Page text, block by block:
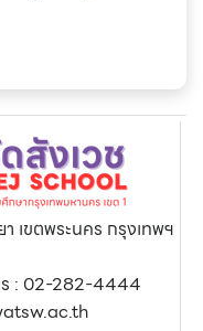
เขตพระนคร กรุงเทพฯ
ร : 02-282-4444